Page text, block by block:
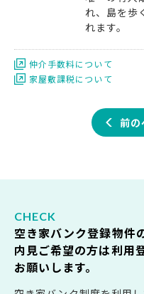
れ、島を歩
れます。
仲介手数料について
家屋敷課税について
前の
空き家バンク登録物件
内見ご希望の方は利用
お願いします。